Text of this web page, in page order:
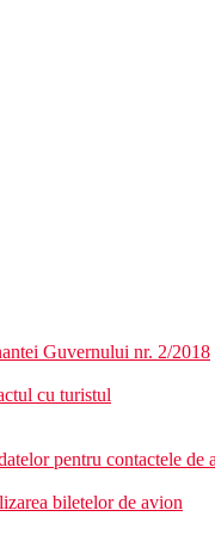
seif in camera (gratuit),
Guvernului nr. 2/2018
cu turistul
pentru contactele de
biletelor de avion